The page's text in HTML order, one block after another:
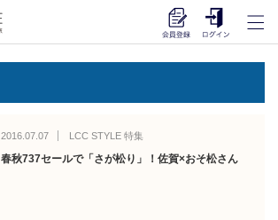
2016.07.07 LCC STYLE 特集
春秋737セールで「さが松り」！佐賀×おそ松さん